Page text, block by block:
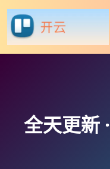
全天更新 ·